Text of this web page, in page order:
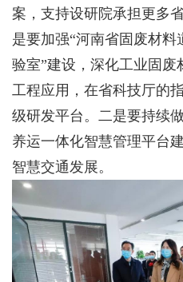
案，支持设研院承担更多
是要加强“河南省固废材料
验室”建设，深化工业固废
工程应用，在省科技厅的
级研发平台。二是要持续
养运一体化智慧管理平台
智慧交通发展。